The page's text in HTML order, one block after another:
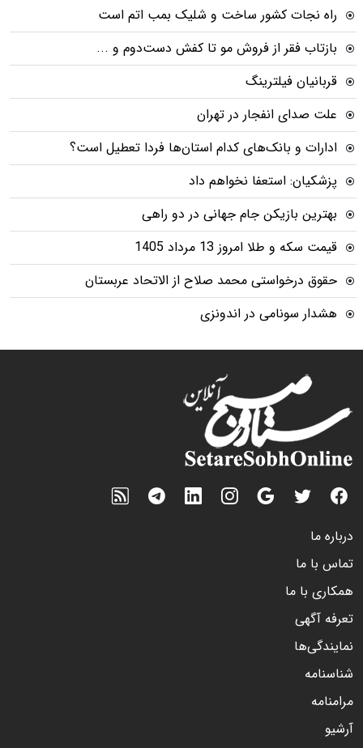
راه نجات کشور ساخت و شلیک بمب اتم است
بازتاب فقر از فروش مو تا کفش دست‌دوم و ...
قربانیان فیلترینگ
علت صدای انفجار در تهران
ادارات و بانک‌های کدام استان‌ها فردا تعطیل است؟
پزشکیان: استعفا نخواهم داد
بهترین بازیکن جام جهانی در دو راهی
قیمت سکه و طلا امروز 13 مرداد 1405
حقوق درخواستی محمد صلاح از الاتحاد عربستان
هشدار سونامی در اندونزی
درباره ما
تماس با ما
همکاری با ما
تعرفه آگهی
نمایندگی‌ها
شناسنامه
مرامنامه
آرشیو